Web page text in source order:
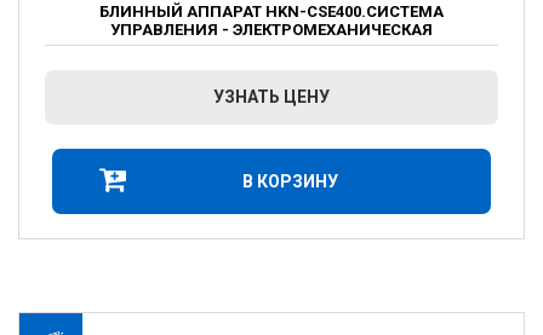
БЛИННЫЙ АППАРАТ HKN-CSE400.СИСТЕМА
УПРАВЛЕНИЯ - ЭЛЕКТРОМЕХАНИЧЕСКАЯ
УЗНАТЬ ЦЕНУ
В КОРЗИНУ